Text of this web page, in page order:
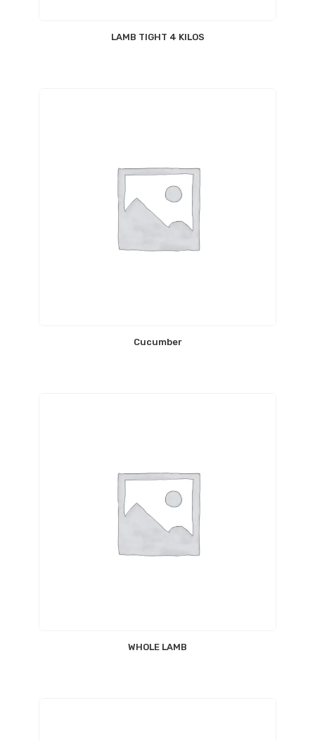
LAMB TIGHT 4 KILOS
Cucumber
WHOLE LAMB